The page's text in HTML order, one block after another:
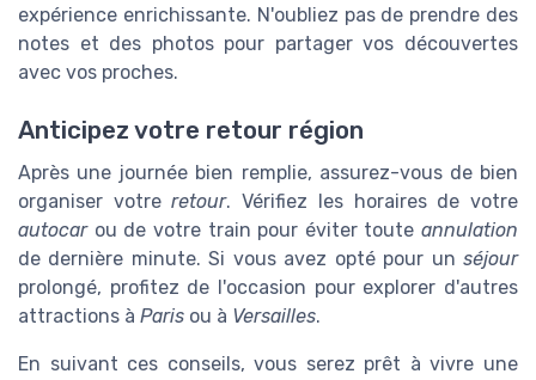
expérience enrichissante. N'oubliez pas de prendre des
notes et des photos pour partager vos découvertes
avec vos proches.
Anticipez votre retour région
Après une journée bien remplie, assurez-vous de bien
organiser votreretour. Vérifiez les horaires de votre
autocarou de votre train pour éviter toute annulation
de dernière minute. Si vous avez opté pour un séjour
prolongé, profitez de l'occasion pour explorer d'autres
attractions à Paris ou à Versailles.
En suivant ces conseils, vous serez prêt à vivre une